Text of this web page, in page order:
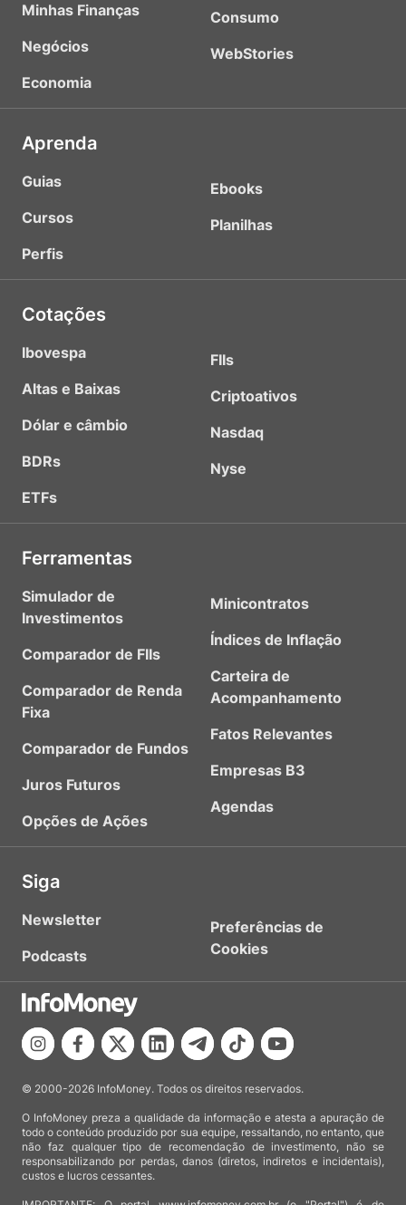
Minhas Finanças
Negócios
Economia
Consumo
WebStories
Aprenda
Guias
Cursos
Perfis
Ebooks
Planilhas
Cotações
Ibovespa
Altas e Baixas
Dólar e câmbio
BDRs
ETFs
FIIs
Criptoativos
Nasdaq
Nyse
Ferramentas
Simulador de
Investimentos
Comparador de FIIs
Comparador de Renda
Fixa
Comparador de Fundos
Juros Futuros
Opções de Ações
Minicontratos
Índices de Inflação
Carteira de
Acompanhamento
Fatos Relevantes
Empresas B3
Agendas
Siga
Newsletter
Podcasts
Preferências de
Cookies
© 2000-2026 InfoMoney. Todos os direitos reservados.
O InfoMoney preza a qualidade da informação e atesta a apuração de
todo o conteúdo produzido por sua equipe, ressaltando, no entanto, que
não faz qualquer tipo de recomendação de investimento, não se
responsabilizando por perdas, danos (diretos, indiretos e incidentais),
custos e lucros cessantes.